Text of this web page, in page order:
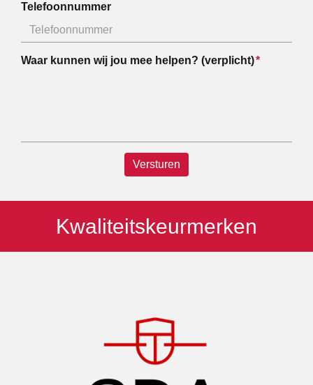
Telefoonnummer
Waar kunnen wij jou mee helpen? (verplicht)
Versturen
Kwaliteitskeurmerken